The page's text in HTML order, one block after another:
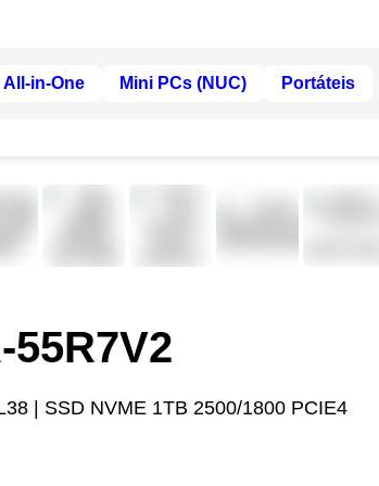
All-in-One Mini PCs (NUC) Portáteis
| SSD NVME 1TB 2500/1800 PCIE4